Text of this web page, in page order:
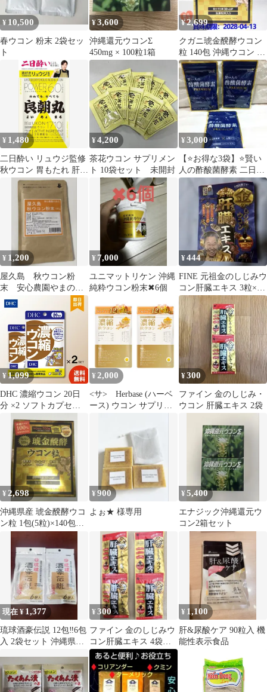
¥ 10,500
春ウコン 粉末 2袋セッ
ト
¥3,600
沖縄還元ウコンΣ
450mg × 100粒1箱
¥2,699
クガニ琥金醗酵ウコン
粒 140包 沖縄ウコン コ
ストコ サプリメント ク
ルクミン
¥ 1,480
二日酔い リュウジ監修
秋ウコン 胃もたれ 肝臓
肝機能 肝臓ケア 45錠
¥4,200
茶花ウコン サプリメン
ト 10袋セット 未開封
¥3,000
【⭐お得な3袋】⭐賢い
人の酢酸菌酵素 二日酔
い対策 肝臓ケア 4種の
ウコン配合
¥ 1,200
屋久島 秋ウコン粉
末 安心農園やまの
100g
¥ 7,000
ユニマットリケン 沖縄
純粋ウコン粉末✖︎6個
¥444
FINE 元祖金のしじみウ
コン肝臓エキス 3粒×3
袋
¥1,099
DHC 濃縮ウコン 20日
分 ×2 ソフトカプセル 1
日2粒 サプリメント 健
康食品 アルコール分解
クルクミノイド 体力維
¥ 2,000
<サ> Herbase (ハーベ
ース) ウコン サプリメ
12150mg配合 90日分 2
個セット 賞味期
限:2027.03 <サYB1>
¥300
ファイン 金のしじみ・
ウコン 肝臓エキス 2袋
¥2,698
沖縄県産 琥金醗酵ウコ
ン粒 1包(5粒)×140包
¥900
よぉ★ 様専用
¥5,400
エナジック沖縄還元ウ
コン2箱セット
現在 ¥ 1,377
琉球酒豪伝説 12包‼️6包
入 2袋セット 沖縄県産
長め
¥300
ファイン 金のしじみウ
コン肝臓エキス 4袋セ
ット
¥ 1,100
肝&尿酸ケア 90粒入 機
能性表示食品